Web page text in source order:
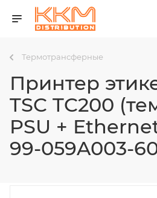
Термотрансферные
Принтер
TSC TC200
PSU +
99-059A003-